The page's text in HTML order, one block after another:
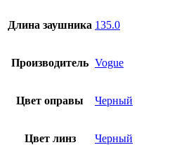
Длина заушника 135.0
Производитель Vogue
Цвет оправы Черный
Цвет линз Черный